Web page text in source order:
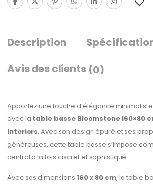
Description
Avis des clients (0)
Apportez une touche d’élégance
avec la table basse Bloomstone 160×80
Interiors. Avec son design épuré et ses
généreuses, cette table basse s’impose
central à la fois discret et sophistiqué.
Avec ses dimensions 160 x 80 cm, la table